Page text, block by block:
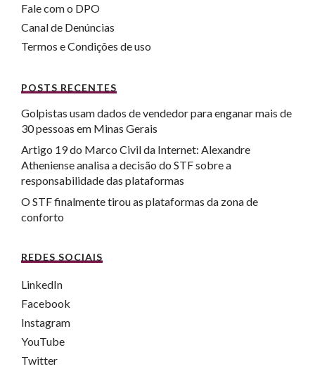
Fale com o DPO
Canal de Denúncias
Termos e Condições de uso
POSTS RECENTES
Golpistas usam dados de vendedor para enganar mais de
30 pessoas em Minas Gerais
Artigo 19 do Marco Civil da Internet: Alexandre
Atheniense analisa a decisão do STF sobre a
responsabilidade das plataformas
O STF finalmente tirou as plataformas da zona de
conforto
REDES SOCIAIS
LinkedIn
Facebook
Instagram
YouTube
Twitter